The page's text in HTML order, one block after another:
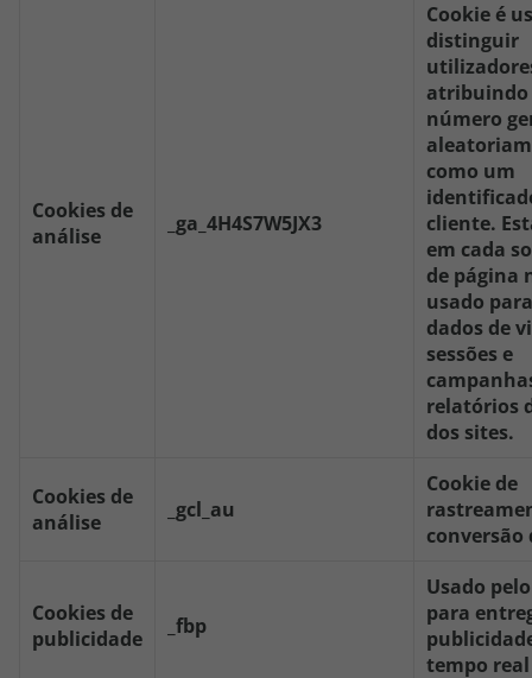
Cookies de
análise
_ga_4H4S7W5JX3
Cookie é
distinguir
número
como um
cliente.
em cada
de página
usado
dados de
sessões e
relatórios
dos sites.
Cookies de
análise
_gcl_au
Cookie de
conversão
Cookies de
publicidade
_fbp
Usado
para
tempo real